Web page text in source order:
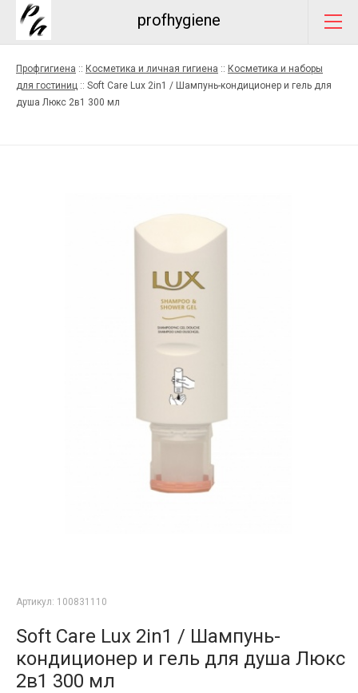
profhygiene
Профгигиена :: Косметика и личная гигиена :: Косметика и наборы
для гостиниц :: Soft Care Lux 2in1 / Шампунь-кондиционер и гель для
душа Люкс 2в1 300 мл
Артикул: 100831110
Soft Care Lux 2in1 / Шампунь-
кондиционер и гель для душа Люкс
2в1 300 мл